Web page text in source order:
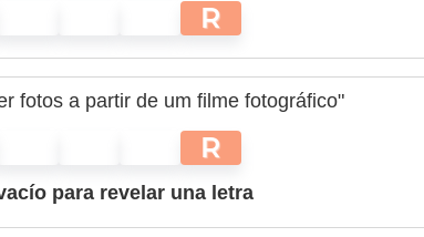
R
fotos a partir de um filme fotográfico"
R
para revelar una letra